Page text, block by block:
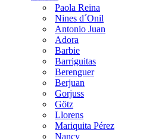
Paola Reina
Nines d´Onil
Antonio Juan
Adora
Barbie
Barriguitas
Berenguer
Berjuan
Gorjuss
Götz
Llorens
Mariquita Pérez
Nancy